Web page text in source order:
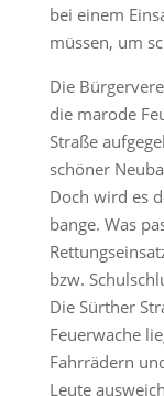
bei einem
müssen, um
Die
die marode
Straße
schöner
Doch wird es
bange. Was
bzw.
Die Sürther
Feuerwache
Fahrrädern
Leute